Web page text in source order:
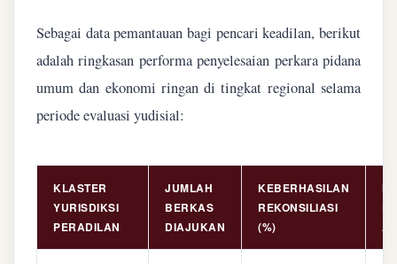
Sebagai data pemantauan bagi pencari keadilan, berikut
adalah ringkasan performa penyelesaian perkara pidana
umum dan ekonomi ringan di tingkat regional selama
periode evaluasi yudisial:
KLASTER
YURISDIKSI
PERADILAN
JUMLAH
BERKAS
DIAJUKAN
KEBERHASILAN
REKONSILIASI
(%)